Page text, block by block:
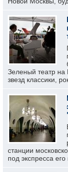
Зеленый театр на
звезд классики,
станции
под экспресса